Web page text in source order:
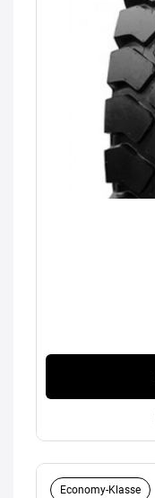
Economy-Klasse